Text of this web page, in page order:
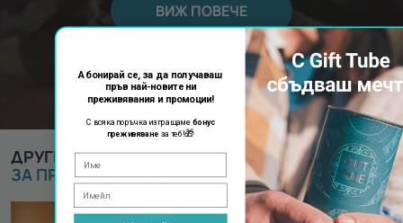
ВИЖ ПОВЕЧЕ
ДРУГИ ПРЕДЛОЖЕНИЯ ОТ ВАУЧЕРИ ЗА ВАУЧЕР
ЗА ПРЕЖИВЯВАНЕ:
Абонирай се, за да получаваш
пръв най-новите ни
преживявания и промоции!
С всяка поръчка изпращаме бонус
преживяванеза теб!🎁